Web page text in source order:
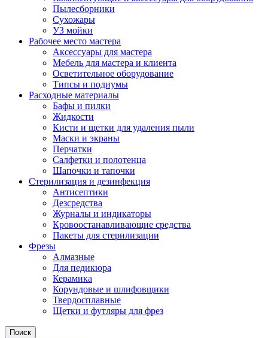
Пылесборники
Сухожары
УЗ мойки
Рабочее место мастера
Аксессуары для мастера
Мебель для мастера и клиента
Осветительное оборудование
Типсы и подиумы
Расходные материалы
Бафы и пилки
Жидкости
Кисти и щетки для удаления пыли
Маски и экраны
Перчатки
Салфетки и полотенца
Шапочки и тапочки
Стерилизация и дезинфекция
Антисептики
Дезсредства
Журналы и индикаторы
Кровоостанавливающие средства
Пакеты для стерилизации
Фрезы
Алмазные
Для педикюра
Керамика
Корундовые и шлифовщики
Твердосплавные
Щетки и футляры для фрез
Поиск